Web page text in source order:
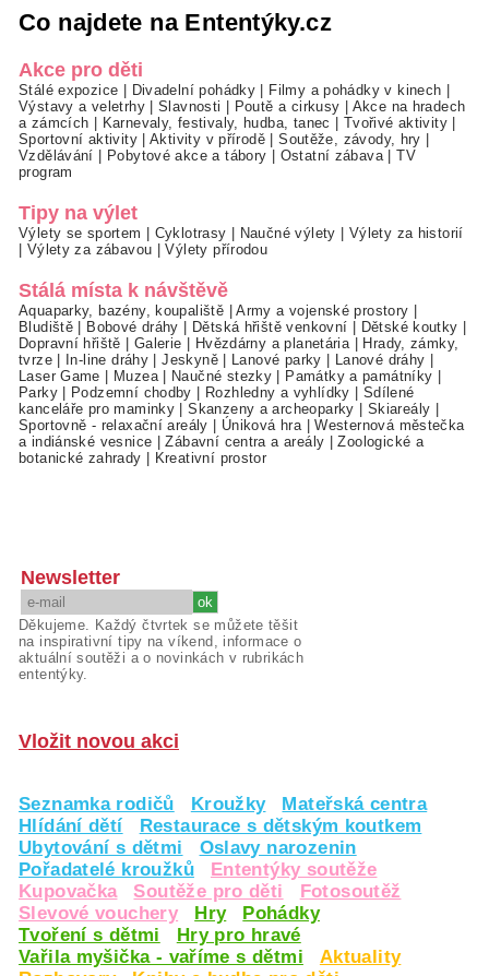
Co najdete na Ententýky.cz
Akce pro děti
Stálé expozice Divadelní pohádky Filmy a pohádky v kinech
Výstavy a veletrhy|Slavnosti Poutě a cirkusy
Akce na hradech
a zámcích
Karnevaly, festivaly, hudba, tanec Tvořivé aktivity
Sportovní aktivity|Aktivity v přírodě |Soutěže, závody, hry
Vzdělávání
Pobytové akce a tábory Ostatní zábava|TV
program
Tipy na výlet
Výlety se sportem Cyklotrasy Naučné výlety
Výlety za historií
Výlety za zábavou |Výlety přírodou
Stálá místa k návštěvě
Aquaparky, bazény, koupaliště |Army a vojenské prostory
Bludiště
Bobové dráhy Dětská hřiště venkovní Dětské koutky
Dopravní hřiště
Galerie Hvězdárny a planetária|
Hrady, zámky,
tvrze| In-line dráhy |Jeskyně| Lanové parky Lanové dráhy
Laser Game
Muzea| Naučné stezky Památky a památníky
Parky| Podzemní chodby Rozhledny a vyhlídky
Sdílené
kanceláře pro maminky |Skanzeny a archeoparky Skiareály
Sportovně - relaxační areály
Úniková hra|Westernová městečka
a indiánské vesnice |Zábavní centra a areály |Zoologické a
botanické zahrady
Kreativní prostor
Newsletter
Děkujeme. Každý čtvrtek se můžete těšit
na inspirativní tipy na víkend, informace o
aktuální soutěži a o novinkách v rubrikách
ententýky.
Vložit novou akci
Seznamka rodičů Kroužky
Mateřská centra
Hlídání dětí
Restaurace s dětským koutkem
Ubytování s dětmi
Oslavy narozenin
Pořadatelé kroužků
Ententýky soutěže
Kupovačka
Soutěže pro děti
Fotosoutěž
Slevové vouchery
Hry
Pohádky
Tvoření s dětmi
Hry pro hravé
Vařila myšička - vaříme s dětmi
Aktuality